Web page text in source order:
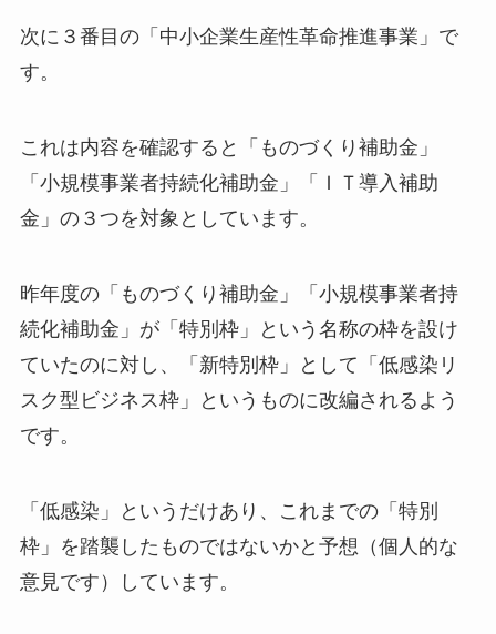
次に３番目の「中小企業生産性革命推進事業」で
す。
これは内容を確認すると「ものづくり補助金」
「小規模事業者持続化補助金」「ＩＴ導入補助
金」の３つを対象としています。
昨年度の「ものづくり補助金」「小規模事業者持
続化補助金」が「特別枠」という名称の枠を設け
ていたのに対し、「新特別枠」として「低感染リ
スク型ビジネス枠」というものに改編されるよう
です。
「低感染」というだけあり、これまでの「特別
枠」を踏襲したものではないかと予想（個人的な
意見です）しています。